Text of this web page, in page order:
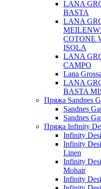
LANA
BASTA
LANA
COTONE
ISOLA
LANA
CAMPO
Lana
LANA
BASTA
Пряжа Sandnes
Sandnes
Sandnes
Пряжа Infinity
Infinity
Infinity
Linen
Infinity
Mohair
Infinity